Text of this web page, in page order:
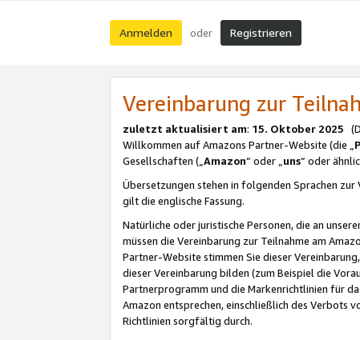
Anmelden oder Registrieren
Vereinbarung zur
zuletzt aktualisiert am: 15. Oktober 2025
Willkommen auf Amazons Partner-Website (die „
Gesellschaften („Amazon“ oder „uns“ oder
Übersetzungen stehen in folgenden Sprachen zur
gilt die englische Fassung.
Natürliche oder juristische Personen, die an
müssen die Vereinbarung zur Teilnahme am
Partner-Website stimmen Sie dieser
dieser Vereinbarung bilden (zum Beispiel die
Partnerprogramm und die Markenrichtlinien für
Amazon entsprechen, einschließlich des Verbots
Richtlinien sorgfältig durch.